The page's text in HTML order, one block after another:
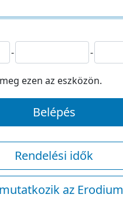
-
-
ezen az eszközön.
Belépés
Rendelési idők
az Erodium